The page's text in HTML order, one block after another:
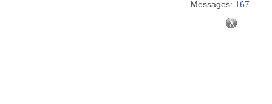
Messages: 167